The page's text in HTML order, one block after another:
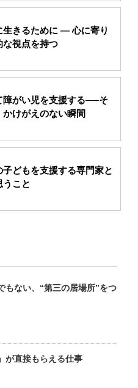
生きるために ― 心に寄り
な視点を持つ
障がい児を支援する──そ
けがえのない瞬間
どもを支援する専門家と
うこと
もない、“第三の居場所”をつ
が直接もらえる仕事